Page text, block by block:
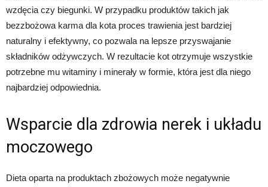
wzdęcia czy biegunki. W przypadku produktów takich jak
bezzbożowa karma dla kota proces trawienia jest bardziej
naturalny i efektywny, co pozwala na lepsze przyswajanie
składników odżywczych. W rezultacie kot otrzymuje wszystkie
potrzebne mu witaminy i minerały w formie, która jest dla niego
najbardziej odpowiednia.
Wsparcie dla zdrowia nerek i układu
moczowego
Dieta oparta na produktach zbożowych może negatywnie